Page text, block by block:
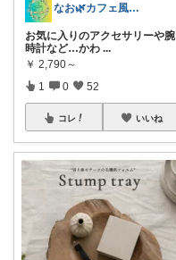
なお🌿カフェ風インテリア・雑貨好き
お気に入りのアクセサリーや腕
時計など…かわ ...
￥ 2,790～
1 0 52
コレ いいね